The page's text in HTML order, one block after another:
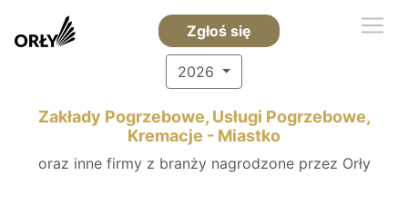
Zgłoś się
2026
Zakłady Pogrzebowe, Usługi Pogrzebowe,
Kremacje - Miastko
oraz inne firmy z branży nagrodzone przez Orły